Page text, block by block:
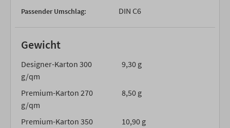
Passender Umschlag: DIN C6
Gewicht
Designer-Karton 300
g/qm
9,30 g
Premium-Karton 270
g/qm
8,50 g
Premium-Karton 350
10,90 g